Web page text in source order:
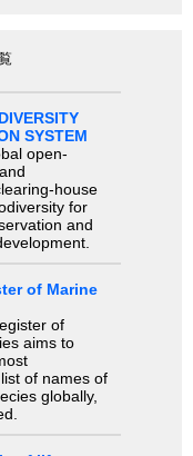
SYSTEM
open-
house
for
and
of Marine
of
aims to
of names of
globally,